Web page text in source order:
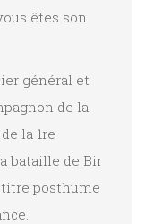
êtes son
général et
de la
la 1re
bataille de Bir
titre posthume